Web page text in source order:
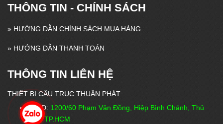
THÔNG TIN - CHÍNH SÁCH
» HƯỚNG DẪN CHÍNH SÁCH MUA HÀNG
» HƯỚNG DẪN THANH TOÁN
THÔNG TIN LIÊN HỆ
THIẾT BỊ CẦU TRỤC THUẬN PHÁT
VPĐD: 1200/60 Phạm Văn Đồng, Hiệp Bình Chánh, Thủ
Đức, TP.HCM